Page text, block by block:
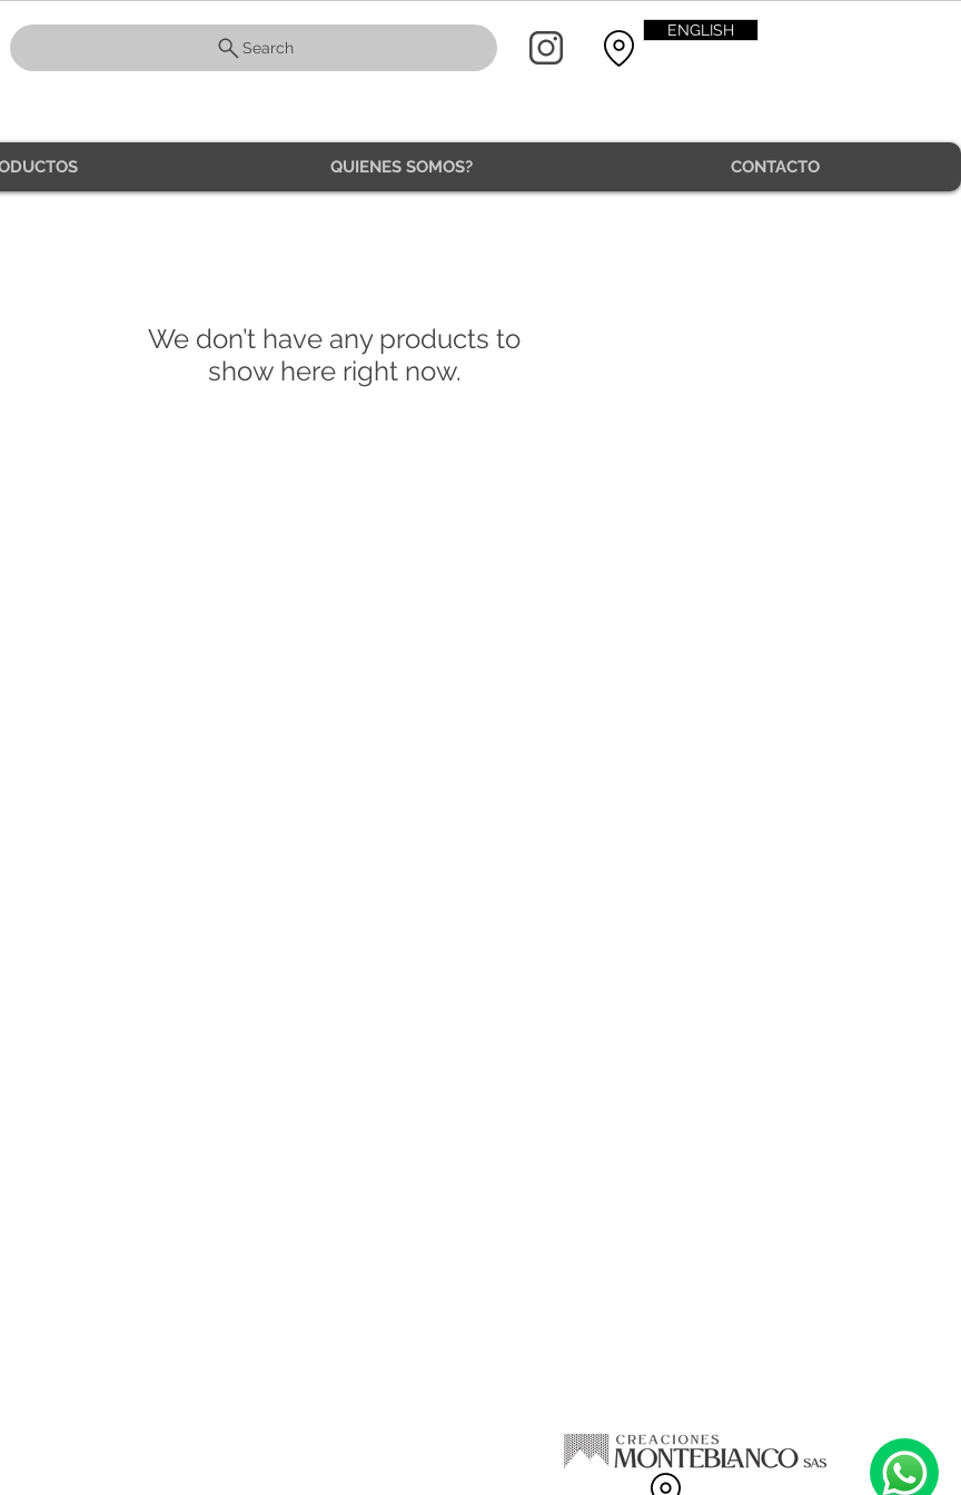
Search
QUIENES SOMOS? CONTACTO
ENGLISH
We don’t have any products to
show here right now.